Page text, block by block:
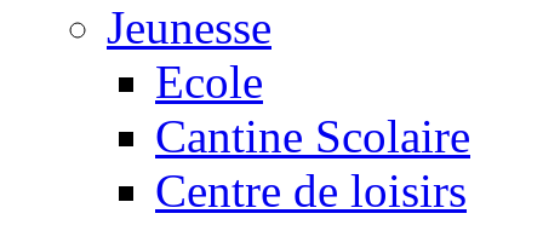
Jeunesse
Ecole
Cantine Scolaire
Centre de loisirs